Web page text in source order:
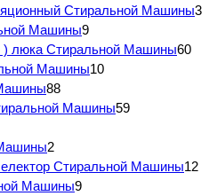
Стиральной Машины3
Машины9
) люка Стиральной Машины60
Машины10
88
Машины59
2
Стиральной Машины12
Машины9